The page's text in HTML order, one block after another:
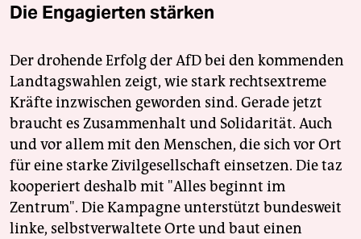
Die Engagierten stärken
Der drohende Erfolg der AfD bei den kommenden
Landtagswahlen zeigt, wie stark rechtsextreme
Kräfte inzwischen geworden sind. Gerade jetzt
braucht es Zusammenhalt und Solidarität. Auch
und vor allem mit den Menschen, die sich vor Ort
für eine starke Zivilgesellschaft einsetzen. Die taz
kooperiert deshalb mit "Alles beginnt im
Zentrum". Die Kampagne unterstützt bundesweit
linke, selbstverwaltete Orte und baut einen